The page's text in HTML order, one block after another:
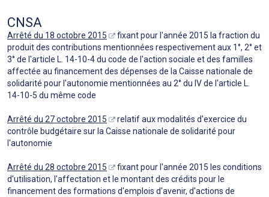
CNSA
Arrêté du 18 octobre 2015
fixant pour l'année 2015 la fraction du
produit des contributions mentionnées respectivement aux 1°, 2° et
3° de l'article L. 14-10-4 du code de l'action sociale et des familles
affectée au financement des dépenses de la Caisse nationale de
solidarité pour l'autonomie mentionnées au 2° du IV de l'article L.
14-10-5 du même code
Arrêté du 27 octobre 2015
relatif aux modalités d'exercice du
contrôle budgétaire sur la Caisse nationale de solidarité pour
l'autonomie
Arrêté du 28 octobre 2015
fixant pour l'année 2015 les conditions
d'utilisation, l'affectation et le montant des crédits pour le
financement des formations d'emplois d'avenir, d'actions de